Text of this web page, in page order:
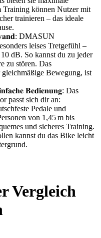
Training können Nutzer mit
trainieren – das ideale
DMASUN
leises Tretgefühl –
dB. So kannst du zu jeder
zu stören. Das
Bewegung, ist
𝐁𝐞𝐝𝐢𝐞𝐧𝐮𝐧𝐠: Das
passt sich dir an:
Pedale und
von 1,45 m bis
und sicheres Training.
kannst du das Bike leicht
Vergleich